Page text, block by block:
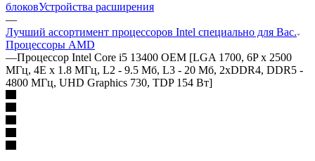
блоковУстройства расширения
—
Лучший ассортимент процессоров Intel специально для Вас.
Процессоры AMD
—Процессор Intel Core i5 13400 OEM [LGA 1700, 6P x 2500
МГц, 4E x 1.8 МГц, L2 - 9.5 Мб, L3 - 20 Мб, 2xDDR4, DDR5 -
4800 МГц, UHD Graphics 730, TDP 154 Вт]